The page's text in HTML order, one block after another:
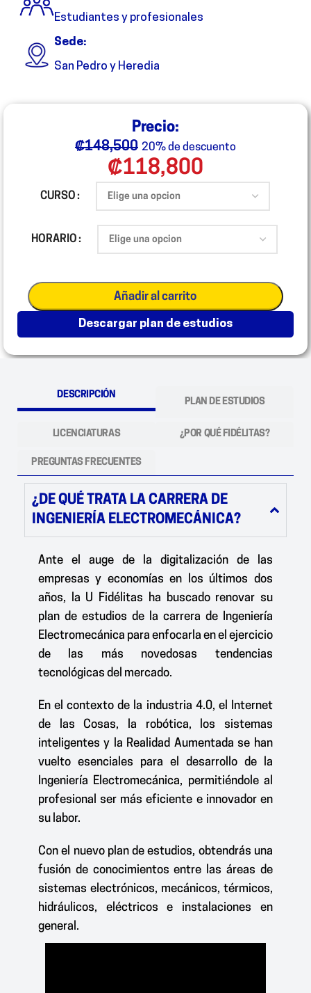
Estudiantes y profesionales
Sede:
San Pedro y Heredia
Precio:
₡148,500 20% de descuento
₡118,800
CURSO
HORARIO
Añadir al carrito
descargar plan de estudios
DESCRIPCIÓN
PLAN DE ESTUDIOS
LICENCIATURAS ¿POR QUÉ FIDÉLITAS?
PREGUNTAS FRECUENTES
¿DE QUÉ TRATA LA CARRERA DE
INGENIERÍA ELECTROMECÁNICA?
Ante el auge de la digitalización de las
empresas y economías en los últimos dos
años, la U Fidélitas ha buscado renovar su
plan de estudios de la carrera de Ingeniería
Electromecánica para enfocarla en el ejercicio
de las más novedosas tendencias
tecnológicas del mercado.
En el contexto de la industria 4.0, el Internet
de las Cosas, la robótica, los sistemas
inteligentes y la Realidad Aumentada se han
vuelto esenciales para el desarrollo de la
Ingeniería Electromecánica, permitiéndole al
profesional ser más eficiente e innovador en
su labor.
Con el nuevo plan de estudios, obtendrás una
fusión de conocimientos entre las áreas de
sistemas electrónicos, mecánicos, térmicos,
hidráulicos, eléctricos e instalaciones en
general.